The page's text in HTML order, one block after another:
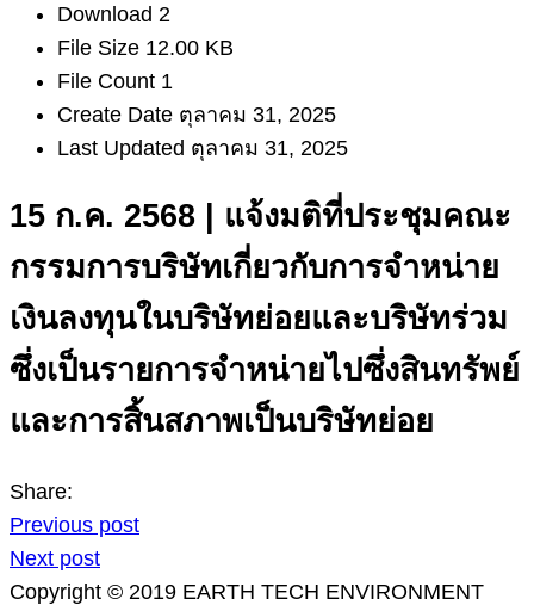
Download 2
File Size 12.00 KB
File Count 1
Create Date ตุลาคม 31, 2025
Last Updated ตุลาคม 31, 2025
15 ก.ค. 2568 | แจ้งมติที่ประชุมคณะ
กรรมการบริษัทเกี่ยวกับการจำหน่าย
เงินลงทุนในบริษัทย่อยและบริษัทร่วม
ซึ่งเป็นรายการจำหน่ายไปซึ่งสินทรัพย์
และการสิ้นสภาพเป็นบริษัทย่อย
Share:
Previous post
Next post
Copyright © 2019 EARTH TECH ENVIRONMENT